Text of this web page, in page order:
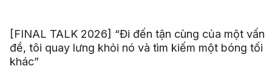
[FINAL TALK 2026] “Đi đến tận cùng của một vấn
đề, tôi quay lưng khỏi nó và tìm kiếm một bóng tối
khác”